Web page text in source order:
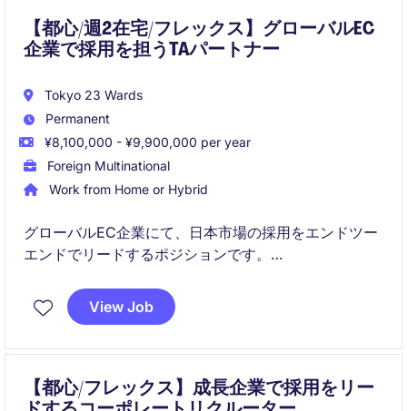
【都心/週2在宅/フレックス】グローバルEC
企業で採用を担うTAパートナー
Tokyo 23 Wards
Permanent
¥8,100,000 - ¥9,900,000 per year
Foreign Multinational
Work from Home or Hybrid
グローバルEC企業にて、日本市場の採用をエンドツー
エンドでリードするポジションです。
事業拡大に貢献していただきます。
View Job
【都心/フレックス】成長企業で採用をリー